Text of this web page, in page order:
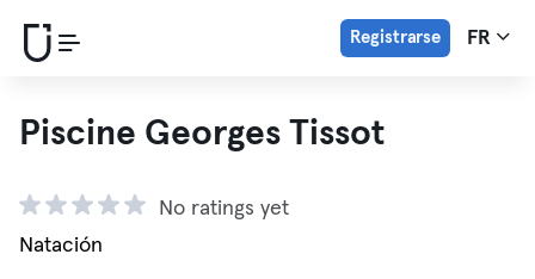
Registrarse FR
Piscine Georges Tissot
No ratings yet
Natación